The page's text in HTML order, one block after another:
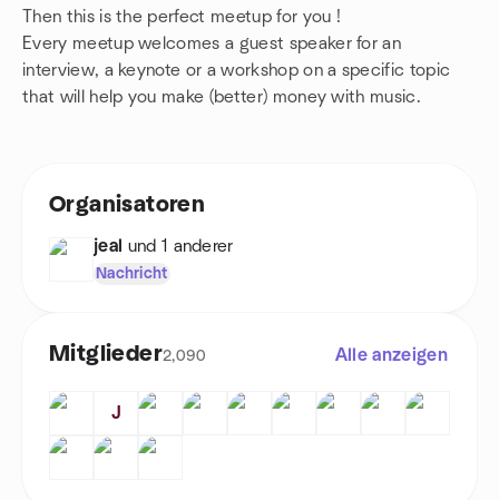
Then this is the perfect meetup for you !
Every meetup welcomes a guest speaker for an
interview, a keynote or a workshop on a specific topic
that will help you make (better) money with music.
Organisatoren
jeal und 1 anderer
Nachricht
Mitglieder2,090 Alle anzeigen
J